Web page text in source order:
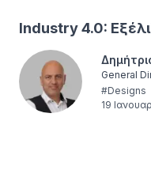
Industry 4.0:
General
#Designs
19